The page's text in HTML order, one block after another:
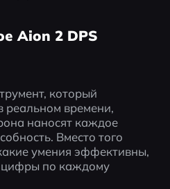
Aion 2 DPS
который
реальном времени,
наносят каждое
Вместо того
умения эффективны,
цифры по каждому